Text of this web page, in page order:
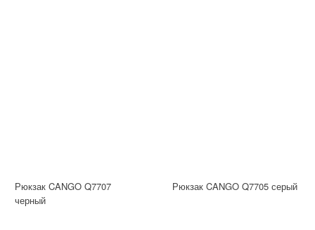
Рюкзак CANGO Q7707
черный
Рюкзак CANGO Q7705 серый